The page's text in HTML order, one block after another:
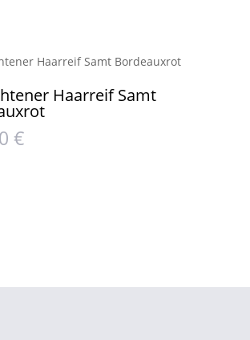
Haarreif Samt
€